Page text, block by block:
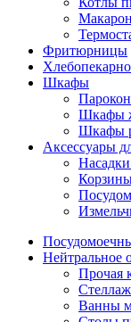
Фритюрницы
Шкафы
Шкафы
Шкафы
Аксессуары
Нейтральное
Прочая
Ванны